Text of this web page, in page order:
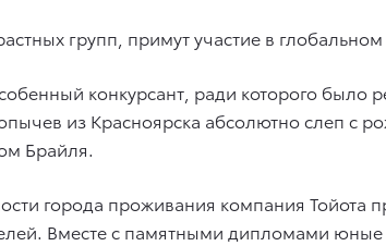
групп, примут участие в
конкурсант, ради которого было
из Красноярска абсолютно слеп с
Брайля.
города проживания компания Тойота
Вместе с памятными дипломами